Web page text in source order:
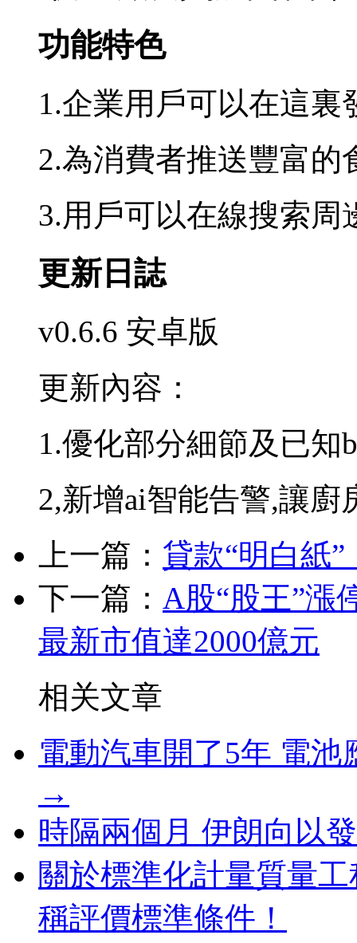
功能特色
1.企業用戶可以在這裏
2.為消費者推送豐富的
3.用戶可以在線搜索周
更新日誌
v0.6.6 安卓版
更新內容：
1.優化部分細節及已知
2,新增ai智能告警,讓廚
上一篇： 貸款“明白紙
下一篇： A股“股王”漲
最新市值達2000億元
相关文章
電動汽車開了5年 電
→
時隔兩個月 伊朗向以
關於標準化計量質量
稱評價標準條件！